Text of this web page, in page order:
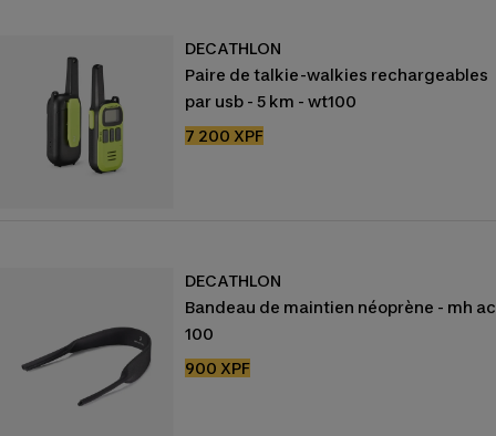
DECATHLON
Paire de talkie-walkies rechargeables
par usb - 5 km - wt100
Prix
7 200 XPF
DECATHLON
Bandeau de maintien néoprène - mh
100
Prix
900 XPF